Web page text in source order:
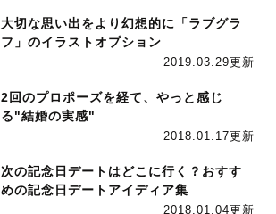
大切な思い出をより幻想的に「ラブグラ
フ」のイラストオプション
2019.03.29更新
2回のプロポーズを経て、やっと感じ
る"結婚の実感"
2018.01.17更新
次の記念日デートはどこに行く？おすす
めの記念日デートアイディア集
2018.01.04更新